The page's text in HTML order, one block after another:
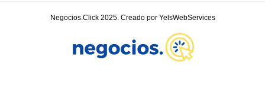
Negocios.Click 2025. Creado por YelsWebServices